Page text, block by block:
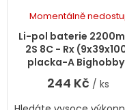
Li-pol baterie
2S 8C - Rx
placka-A
NANO Tech
Momentálně
244 Kč / ks